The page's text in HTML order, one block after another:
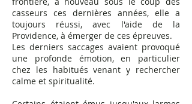
casseurs ces dernières années, elle a
toujours réussi, avec l'aide de la
Providence, à émerger de ces épreuves.
Les derniers saccages avaient provoqué
une profonde émotion, en particulier
chez les habitués venant y rechercher
calme et spiritualité.